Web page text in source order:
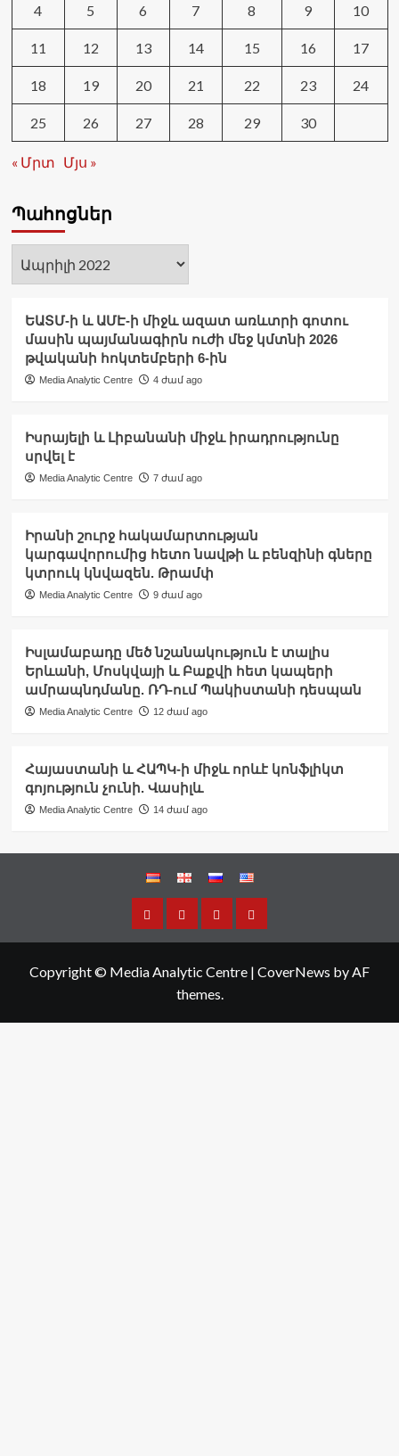
4 5 6 7 8 9 10
11 12 13 14 15 16 17
18 19 20 21 22 23 24
25 26 27 28 29 30
« Մրտ Մյս »
Պահոցներ
Պահոցներ
ԵԱՏՄ-ի և ԱՄԷ-ի միջև ազատ առևտրի գոտու
մասին պայմանագիրն ուժի մեջ կմտնի 2026
թվականի հոկտեմբերի 6-ին
Media Analytic Centre 4 ժամ ago
Իսրայելի և Լիբանանի միջև իրադրությունը
սրվել է
Media Analytic Centre 7 ժամ ago
Իրանի շուրջ հակամարտության
կարգավորումից հետո նավթի և բենզինի գները
կտրուկ կնվազեն. Թրամփ
Media Analytic Centre 9 ժամ ago
Իսլամաբադը մեծ նշանակություն է տալիս
Երևանի, Մոսկվայի և Բաքվի հետ կապերի
ամրապնդմանը. ՌԴ-ում Պակիստանի դեսպան
Media Analytic Centre 12 ժամ ago
Հայաստանի և ՀԱՊԿ-ի միջև որևէ կոնֆլիկտ
գոյություն չունի. Վասիլև
Media Analytic Centre 14 ժամ ago
Copyright © Media Analytic Centre | CoverNews by AF
themes.